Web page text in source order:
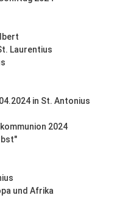
Laurentius
in St. Antonius
2024
und Afrika